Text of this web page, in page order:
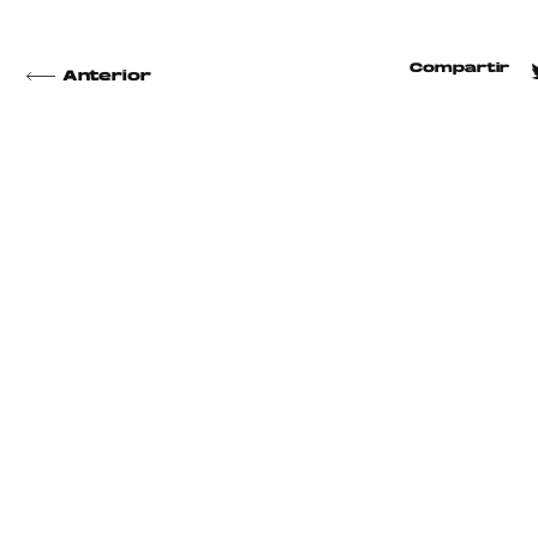
Anterior
Compartir